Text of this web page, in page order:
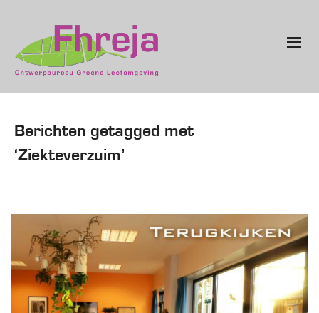
Berichten getagged met
‘Ziekteverzuim’